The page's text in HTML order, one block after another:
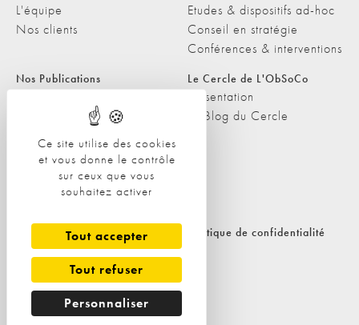
Ce site utilise des cookies
et vous donne le contrôle
sur ceux que vous
souhaitez activer
Tout accepter
Tout refuser
Personnaliser
L'équipe
Nos clients
Etudes & dispositifs ad-hoc
Conseil en stratégie
Conférences & interventions
Nos Publications
Les Podcasts de L'ObSoCo
L'ObSoCo dans les médias
Le Cercle de L'ObSoCo
Présentation
Le Blog du Cercle
Contacts
Nous contacter
Politique de cookies Politique de confidentialité